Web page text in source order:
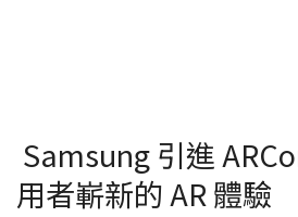
Samsung 引進
用者嶄新的 AR 體驗